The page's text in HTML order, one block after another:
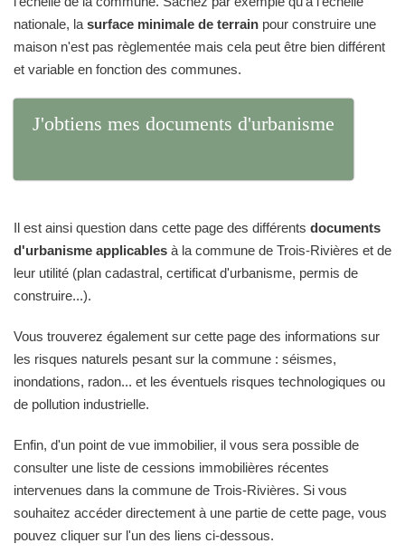
nationale, la surface minimale de terrain pour construire une
maison n'est pas règlementée mais cela peut être bien différent
et variable en fonction des communes.
J'obtiens mes documents d'urbanisme
Il est ainsi question dans cette page des différents documents
d'urbanisme applicables à la commune de Trois-Rivières et de
leur utilité (plan cadastral, certificat d'urbanisme, permis de
construire...).
Vous trouverez également sur cette page des informations sur
les risques naturels pesant sur la commune : séismes,
inondations, radon... et les éventuels risques technologiques ou
de pollution industrielle.
Enfin, d'un point de vue immobilier, il vous sera possible de
consulter une liste de cessions immobilières récentes
intervenues dans la commune de Trois-Rivières. Si vous
souhaitez accéder directement à une partie de cette page, vous
pouvez cliquer sur l'un des liens ci-dessous.